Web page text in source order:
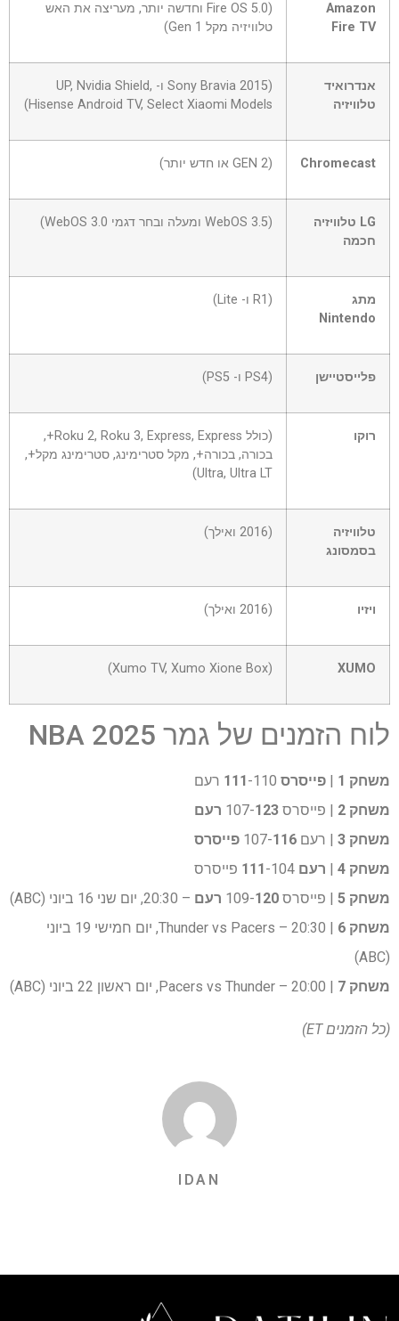
Amazon
Fire TV
(Fire OS 5.0 וחדשה יותר, מעריצה את האש
טלוויזיה מקל Gen 1)
אנדרואיד
טלוויזיה
(Sony Bravia 2015 ו- UP, Nvidia Shield,
Hisense Android TV, Select Xiaomi Models)
Chromecast (GEN 2 או חדש יותר)
LG טלוויזיה
חכמה
(WebOS 3.5 ומעלה ובחר דגמי WebOS 3.0)
מתג
Nintendo
(R1 ו- Lite)
פלייסטיישן (PS4 ו- PS5)
רוקו
(כולל Roku 2, Roku 3, Express, Express+,
בכורה, בכורה+, מקל סטרימינג, סטרימינג מקל+,
Ultra, Ultra LT)
טלוויזיה
בסמסונג
(2016 ואילך)
ויזיו (2016 ואילך)
XUMO
(Xumo TV, Xumo Xione Box)
לוח הזמנים של גמר NBA 2025
משחק 1 פייסרס 111 -110 רעם
משחק 2
| פייסרס 107- 123 רעם
משחק 3
| רעם 107- 116 פייסרס
משחק 4
רעם 111 -104 פייסרס
משחק 5
| פייסרס 109- 120 רעם
– 20:30, יום שני 16 ביוני (ABC)
משחק 6
| Thunder vs Pacers – 20:30, יום חמישי 19 ביוני
(ABC)
משחק 7
(כל הזמנים ET)
IDAN